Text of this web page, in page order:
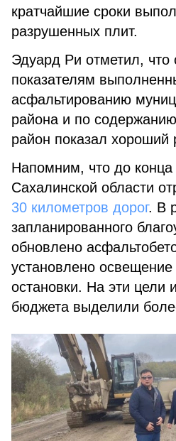
кратчайшие сроки
разрушенных плит.
Эдуард Ри отметил, что
показателям
асфальтированию
района и по
район показал хороший
Напомним, что до конца
Сахалинской области
30 километров дорог. В
запланированного
обновлено
установлено
остановки. На эти цели
бюджета выделили